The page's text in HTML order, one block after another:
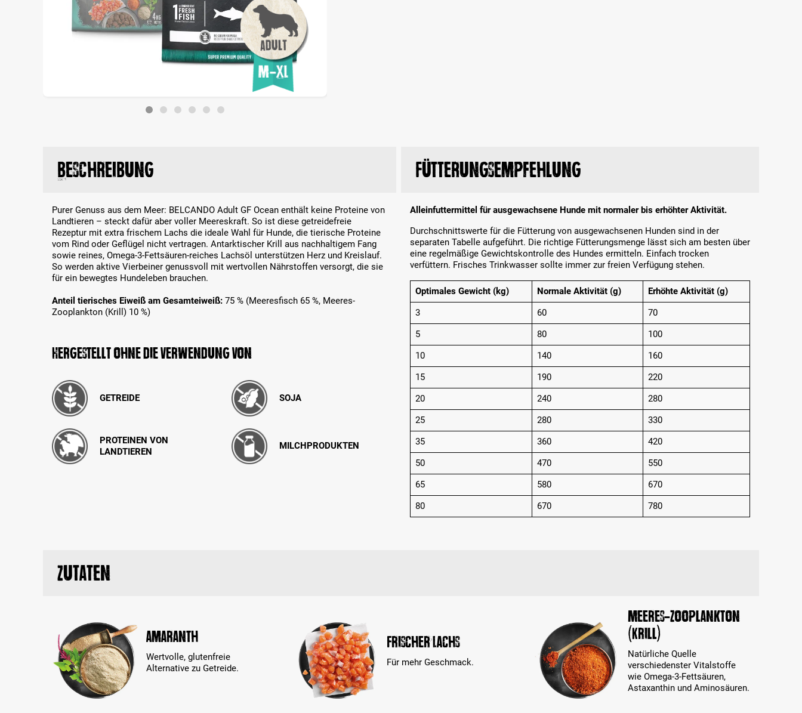
Beschreibung
Purer Genuss aus dem Meer: BELCANDO Adult GF Ocean enthält keine Proteine von
Landtieren – steckt dafür aber voller Meereskraft. So ist diese getreidefreie
Rezeptur mit extra frischem Lachs die ideale Wahl für Hunde, die tierische Proteine
vom Rind oder Geflügel nicht vertragen. Antarktischer Krill aus nachhaltigem Fang
sowie reines, Omega-3-Fettsäuren-reiches Lachsöl unterstützen Herz und Kreislauf.
So werden aktive Vierbeiner genussvoll mit wertvollen Nährstoffen versorgt, die sie
für ein bewegtes Hundeleben brauchen.
Anteil tierisches Eiweiß am Gesamteiweiß: 75 % (Meeresfisch 65 %, Meeres-
Zooplankton (Krill) 10 %)
Hergestellt ohne die Verwendung von
GETREIDE SOJA
PROTEINEN VON
LANDTIEREN
MILCHPRODUKTEN
Zutaten
Amaranth
Wertvolle, glutenfreie
Alternative zu Getreide.
Frischer Lachs
Für mehr Geschmack.
Meeres-Zooplankton
(Krill)
Natürliche Quelle
verschiedenster Vitalstoffe
wie Omega-3-Fettsäuren,
Astaxanthin und Aminosäuren.
Fütterungsempfehlung
Alleinfuttermittel für ausgewachsene Hunde mit normaler bis erhöhter Aktivität.
Durchschnittswerte für die Fütterung von ausgewachsenen Hunden sind in der
separaten Tabelle aufgeführt. Die richtige Fütterungsmenge lässt sich am besten über
eine regelmäßige Gewichtskontrolle des Hundes ermitteln. Einfach trocken
verfüttern. Frisches Trinkwasser sollte immer zur freien Verfügung stehen.
Optimales Gewicht (kg) Normale Aktivität (g)
Erhöhte Aktivität (g)
3
60
70
5
80
100
10
140
160
15
190
220
20
240
280
25
280
330
35
360
420
50
470
550
65
580
670
80
670 780